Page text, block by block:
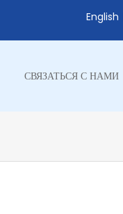
English
СВЯЗАТЬСЯ С НАМИ